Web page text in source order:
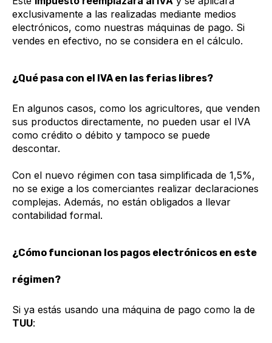
exclusivamente a las realizadas mediante medios
electrónicos, como nuestras máquinas de pago. Si
vendes en efectivo, no se considera en el cálculo.
¿Qué pasa con el IVA en las ferias libres?
En algunos casos, como los agricultores, que venden
sus productos directamente, no pueden usar el IVA
como crédito o débito y tampoco se puede
descontar.
Con el nuevo régimen con tasa simplificada de 1,5%,
no se exige a los comerciantes realizar declaraciones
complejas. Además, no están obligados a llevar
contabilidad formal.
¿Cómo funcionan los pagos electrónicos en este
régimen?
Si ya estás usando una máquina de pago como la de
TUU: